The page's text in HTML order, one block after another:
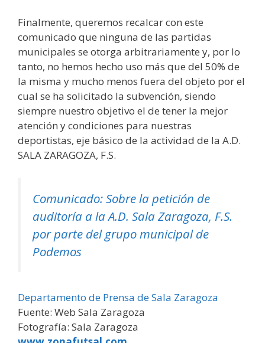
Finalmente, queremos recalcar con este
comunicado que ninguna de las partidas
municipales se otorga arbitrariamente y, por lo
tanto, no hemos hecho uso más que del 50% de
la misma y mucho menos fuera del objeto por el
cual se ha solicitado la subvención, siendo
siempre nuestro objetivo el de tener la mejor
atención y condiciones para nuestras
deportistas, eje básico de la actividad de la A.D.
SALA ZARAGOZA, F.S.
Comunicado: Sobre la petición de
auditoría a la A.D. Sala Zaragoza, F.S.
por parte del grupo municipal de
Podemos
Departamento de Prensa de Sala Zaragoza
Fuente: Web Sala Zaragoza
Fotografía: Sala Zaragoza